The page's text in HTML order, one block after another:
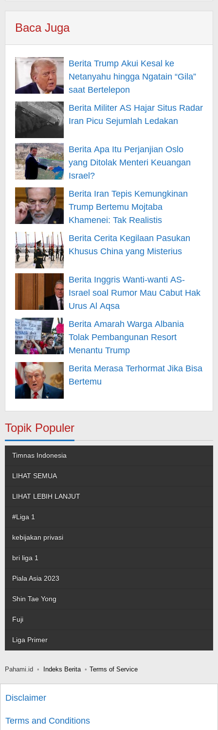
Baca Juga
Berita Trump Akui Kesal ke
Netanyahu hingga Ngatain “Gila”
saat Bertelepon
Berita Militer AS Hajar Situs Radar
Iran Picu Sejumlah Ledakan
Berita Apa Itu Perjanjian Oslo
yang Ditolak Menteri Keuangan
Israel?
Berita Iran Tepis Kemungkinan
Trump Bertemu Mojtaba
Khamenei: Tak Realistis
Berita Cerita Kegilaan Pasukan
Khusus China yang Misterius
Berita Inggris Wanti-wanti AS-
Israel soal Rumor Mau Cabut Hak
Urus Al Aqsa
Berita Amarah Warga Albania
Tolak Pembangunan Resort
Menantu Trump
Berita Merasa Terhormat Jika Bisa
Bertemu
Topik Populer
Timnas Indonesia
LIHAT SEMUA
LIHAT LEBIH LANJUT
#Liga 1
kebijakan privasi
bri liga 1
Piala Asia 2023
Shin Tae Yong
Fuji
Liga Primer
Pahami.id Indeks Berita Terms of Service
Disclaimer
Terms and Conditions